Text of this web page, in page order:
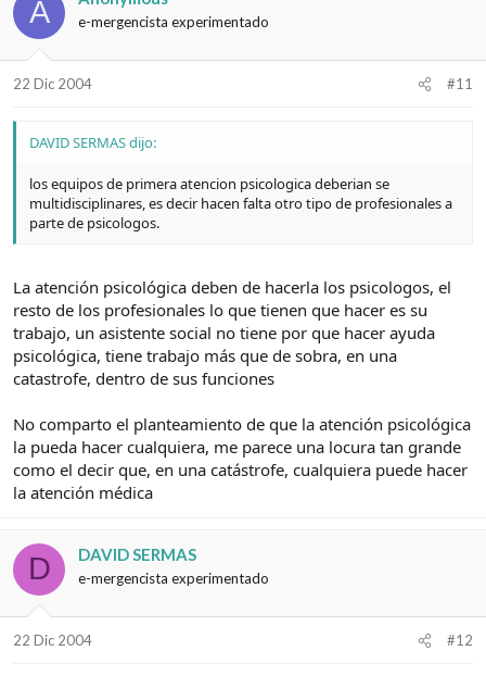
A e-mergencista experimentado
22 Dic 2004 #11
DAVID SERMAS dijo:
los equipos de primera atencion psicologica deberian se
multidisciplinares, es decir hacen falta otro tipo de profesionales a
parte de psicologos.
La atención psicológica deben de hacerla los psicologos, el
resto de los profesionales lo que tienen que hacer es su
trabajo, un asistente social no tiene por que hacer ayuda
psicológica, tiene trabajo más que de sobra, en una
catastrofe, dentro de sus funciones
No comparto el planteamiento de que la atención psicológica
la pueda hacer cualquiera, me parece una locura tan grande
como el decir que, en una catástrofe, cualquiera puede hacer
la atención médica
D DAVID SERMAS
e-mergencista experimentado
22 Dic 2004 #12